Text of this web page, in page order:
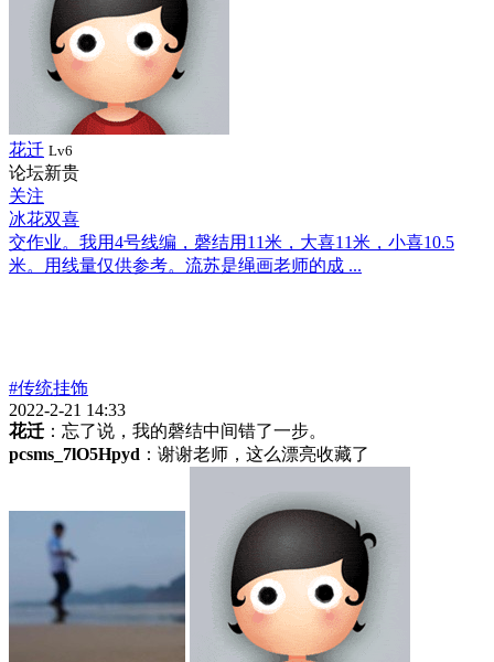
花迁 Lv6
论坛新贵
关注
冰花双喜
交作业。我用4号线编，磬结用11米，大喜11米，小喜10.5
米。用线量仅供参考。流苏是绳画老师的成 ...
#传统挂饰
2022-2-21 14:33
花迁 ：忘了说，我的磬结中间错了一步。
pcsms_7lO5Hpyd ：谢谢老师，这么漂亮收藏了